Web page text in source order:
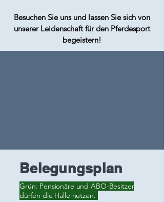
Besuchen Sie uns und lassen Sie sich von
unserer Leidenschaft für den Pferdesport
begeistern!
Belegungsplan
Grün: Pensionäre und ABO-Besitzer
dürfen die Halle nutzen.